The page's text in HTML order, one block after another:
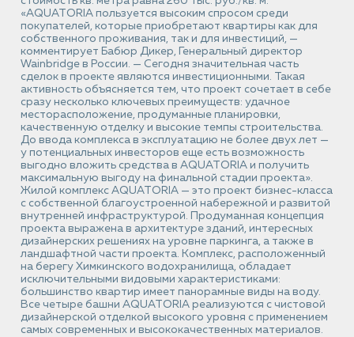
«AQUATORIA пользуется высоким спросом среди
покупателей, которые приобретают квартиры как для
собственного проживания, так и для инвестиций, —
комментирует Бабюр Дикер, Генеральный директор
Wainbridge в России. — Сегодня значительная часть
сделок в проекте являются инвестиционными. Такая
активность объясняется тем, что проект сочетает в себе
сразу несколько ключевых преимуществ: удачное
месторасположение, продуманные планировки,
качественную отделку и высокие темпы строительства.
До ввода комплекса в эксплуатацию не более двух лет —
у потенциальных инвесторов еще есть возможность
выгодно вложить средства в AQUATORIA и получить
максимальную выгоду на финальной стадии проекта».
Жилой комплекс AQUATORIA — это проект бизнес-класса
с собственной благоустроенной набережной и развитой
внутренней инфраструктурой. Продуманная концепция
проекта выражена в архитектуре зданий, интересных
дизайнерских решениях на уровне паркинга, а также в
ландшафтной части проекта. Комплекс, расположенный
на берегу Химкинского водохранилища, обладает
исключительными видовыми характеристиками:
большинство квартир имеет панорамные виды на воду.
Все четыре башни AQUATORIA реализуются с чистовой
дизайнерской отделкой высокого уровня с применением
самых современных и высококачественных материалов.